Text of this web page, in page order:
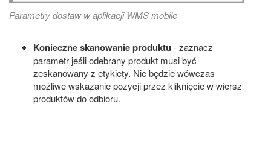
Parametry dostaw w aplikacji WMS mobile
Konieczne skanowanie produktu - zaznacz
parametr jeśli odebrany produkt musi być
zeskanowany z etykiety. Nie będzie wówczas
możliwe wskazanie pozycji przez kliknięcie w wiersz
produktów do odbioru.